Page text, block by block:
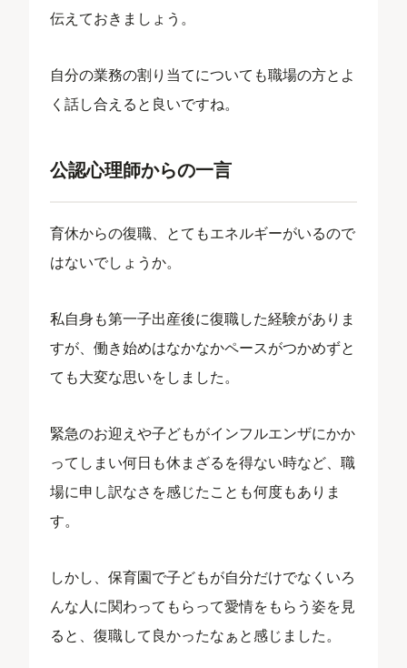
伝えておきましょう。
自分の業務の割り当てについても職場の方とよ
く話し合えると良いですね。
公認心理師からの一言
育休からの復職、とてもエネルギーがいるので
はないでしょうか。
私自身も第一子出産後に復職した経験がありま
すが、働き始めはなかなかペースがつかめずと
ても大変な思いをしました。
緊急のお迎えや子どもがインフルエンザにかか
ってしまい何日も休まざるを得ない時など、職
場に申し訳なさを感じたことも何度もありま
す。
しかし、保育園で子どもが自分だけでなくいろ
んな人に関わってもらって愛情をもらう姿を見
ると、復職して良かったなぁと感じました。